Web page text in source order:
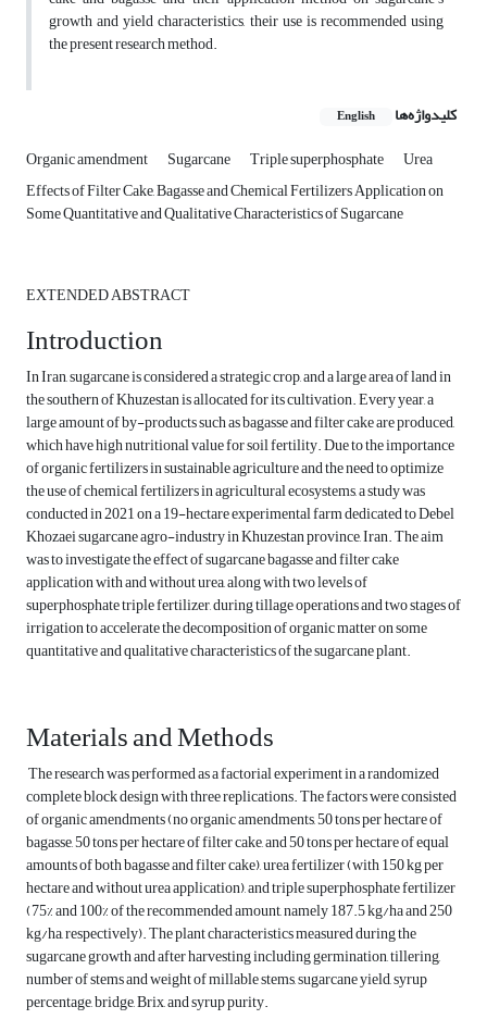
growth and yield characteristics, their use is recommended using
the present research method.
کلیدواژه‌ها English
Organic amendment Sugarcane Triple superphosphate
Urea
Effects of Filter Cake, Bagasse and Chemical Fertilizers Application on
Some Quantitative and Qualitative Characteristics of Sugarcane
EXTENDED ABSTRACT
Introduction
In Iran, sugarcane is considered a strategic crop, and a large area of land in
the southern of Khuzestan is allocated for its cultivation. Every year, a
large amount of by-products such as bagasse and filter cake are produced,
which have high nutritional value for soil fertility. Due to the importance
of organic fertilizers in sustainable agriculture and the need to optimize
the use of chemical fertilizers in agricultural ecosystems, a study was
conducted in 2021 on a 19-hectare experimental farm dedicated to Debel
Khozaei sugarcane agro-industry in Khuzestan province, Iran. The aim
was to investigate the effect of sugarcane bagasse and filter cake
application with and without urea, along with two levels of
superphosphate triple fertilizer, during tillage operations and two stages of
irrigation to accelerate the decomposition of organic matter on some
quantitative and qualitative characteristics of the sugarcane plant.
Materials and Methods
The research was performed as a factorial experiment in a randomized
complete block design with three replications. The factors were consisted
of organic amendments (no organic amendments, 50 tons per hectare of
bagasse, 50 tons per hectare of filter cake, and 50 tons per hectare of equal
amounts of both bagasse and filter cake), urea fertilizer (with 150 kg per
hectare and without urea application), and triple superphosphate fertilizer
(75% and 100% of the recommended amount, namely 187.5 kg/ha and 250
kg/ha, respectively). The plant characteristics measured during the
sugarcane growth and after harvesting including germination, tillering,
number of stems and weight of millable stems, sugarcane yield, syrup
percentage, bridge, Brix, and syrup purity.